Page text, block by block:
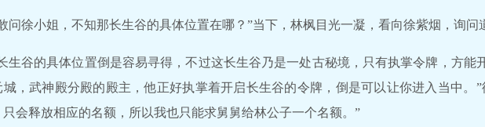
问徐小姐，不知那长生谷的具体位置在哪？”当下，林枫目光一凝，看向徐紫烟，询问
生谷的具体位置倒是容易寻得，不过这长生谷乃是一处古秘境，只有执掌令牌，方能
城，武神殿分殿的殿主，他正好执掌着开启长生谷的令牌，倒是可以让你进入当中。
只会释放相应的名额，所以我也只能求舅舅给林公子一个名额。”